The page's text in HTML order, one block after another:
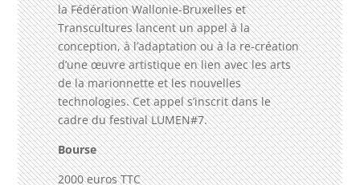
la Fédération Wallonie-Bruxelles et
Transcultures lancent un appel à la
conception, à l’adaptation ou à la re-création
d’une œuvre artistique en lien avec les arts
de la marionnette et les nouvelles
technologies. Cet appel s’inscrit dans le
cadre du festival LUMEN#7.
Bourse
2000 euros TTC